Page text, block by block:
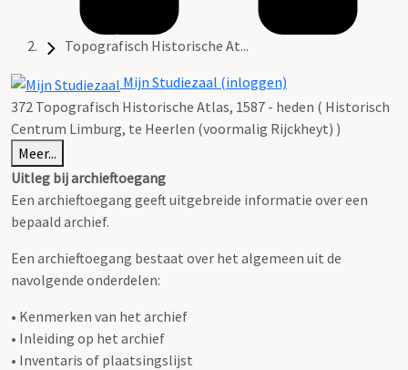
Topografisch Historische At...
Mijn Studiezaal (inloggen)
372 Topografisch Historische Atlas, 1587 - heden ( Historisch
Centrum Limburg, te Heerlen (voormalig Rijckheyt) )
Meer...
Uitleg bij archieftoegang
Een archieftoegang geeft uitgebreide informatie over een
bepaald archief.
Een archieftoegang bestaat over het algemeen uit de
navolgende onderdelen:
• Kenmerken van het archief
• Inleiding op het archief
• Inventaris of plaatsingslijst